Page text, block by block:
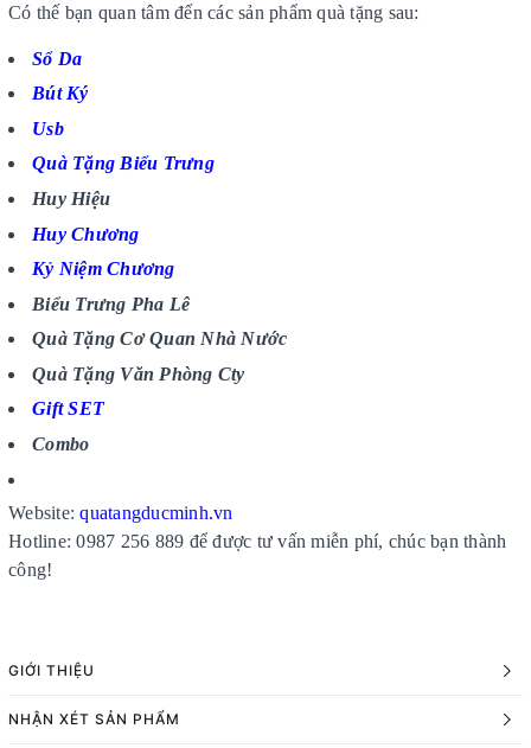
Có thế bạn quan tâm đến các sản phẩm quà tặng sau:
Sổ Da
Bút Ký
Usb
Quà Tặng Biểu Trưng
Huy Hiệu
Huy Chương
Kỷ Niệm Chương
Biểu Trưng Pha Lê
Quà Tặng Cơ Quan Nhà Nước
Quà Tặng Văn Phòng Cty
Gift SET
Combo
Website:quatangducminh.vn
Hotline: 0987 256 889 để được tư vấn miễn phí, chúc bạn thành
công!
GIỚI THIỆU
NHẬN XÉT SẢN PHẨM